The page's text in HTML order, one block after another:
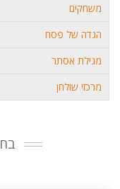
משחקים
הגדה של פסח
מגילת אסתר
מרכזי שולחן